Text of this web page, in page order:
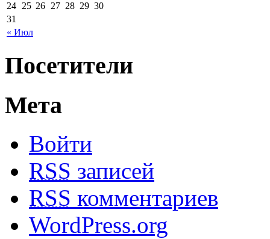
« Июл
24 25 26 27 28 29 30
31
Посетители
Мета
Войти
RSS записей
RSS комментариев
WordPress.org